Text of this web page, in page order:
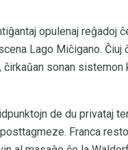
opulenaj reĝadoj
Lago Miĉigano. Ĉiuj
sonan sistemon
de du privataj
Franca